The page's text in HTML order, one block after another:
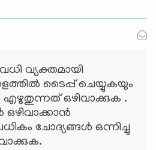
വ്യക്തമായി
ടൈപ്പ് ചെയ്യുകയും
എഴുതുന്നത് ഒഴിവാക്കുക .
ചോദ്യങ്ങള്‍ ഒന്നിച്ചു